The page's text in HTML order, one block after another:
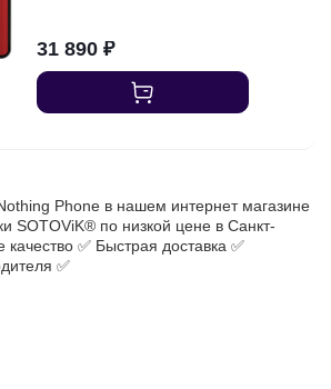
31 890₽
Phone в нашем интернет магазине
SOTOViK® по низкой цене в Санкт-
✅ Быстрая доставка ✅
✅